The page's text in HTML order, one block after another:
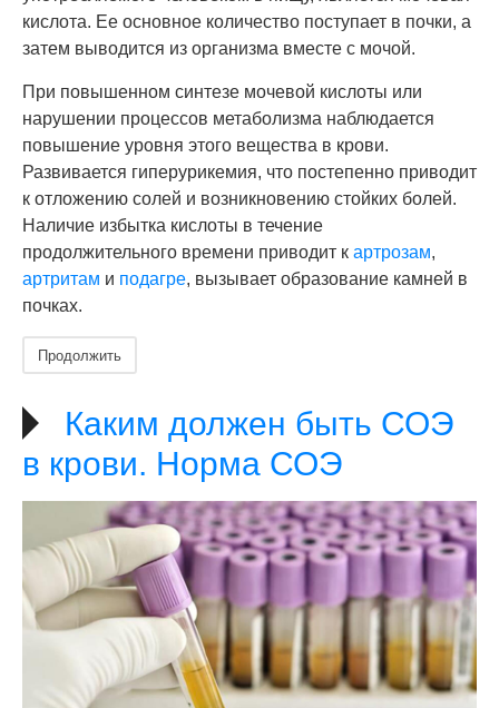
кислота. Ее основное количество поступает в почки, а
затем выводится из организма вместе с мочой.
При повышенном синтезе мочевой кислоты или
нарушении процессов метаболизма наблюдается
повышение уровня этого вещества в крови.
Развивается гиперурикемия, что постепенно приводит
к отложению солей и возникновению стойких болей.
Наличие избытка кислоты в течение
продолжительного времени приводит к артрозам,
артритам и подагре, вызывает образование камней в
почках.
Продолжить
Каким должен быть СОЭ
в крови. Норма СОЭ